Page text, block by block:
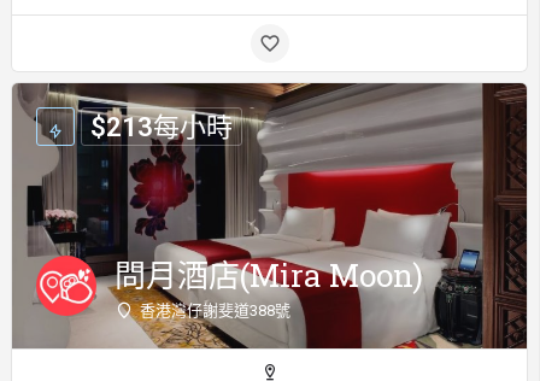
問月酒店(Mira Moon)
香港灣仔謝斐道388號
$213每小時